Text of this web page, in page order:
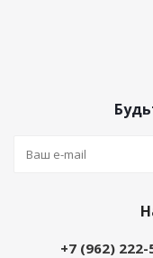
+7 (962)